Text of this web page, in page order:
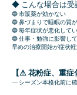
◆ こんな場合は受
🔵市販薬が効かない
🔵鼻づまりで睡眠の質
🔵毎年症状が悪化して
🔵仕事・勉強に影響し
早めの治療開始が症状軽
【⚠ 花粉症、重症
― シーズン本格化前に